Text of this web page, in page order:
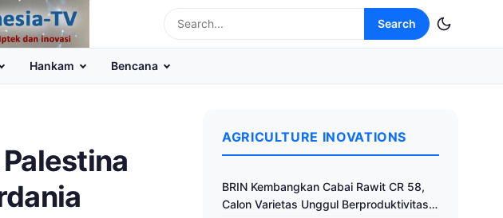
Search
Hankam Bencana
AGRICULTURE INOVATIONS
BRIN Kembangkan Cabai Rawit CR 58,
Calon Varietas Unggul Berproduktivitas